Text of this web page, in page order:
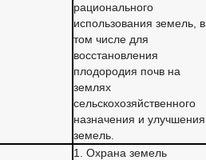
рационального
использования земель, в
том числе для
восстановления
плодородия почв на
землях
сельскохозяйственного
назначения и улучшения
земель.
1. Охрана земель